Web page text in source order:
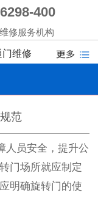
400
修服务机构
门维修
范
人员安全，提升公
门场所就应制定
明确旋转门的使